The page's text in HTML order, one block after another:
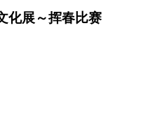
化展～挥春比赛